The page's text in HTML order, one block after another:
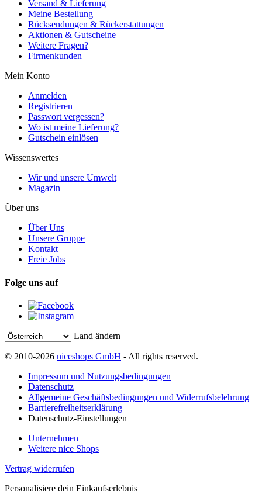
Versand & Lieferung
Meine Bestellung
Rücksendungen & Rückerstattungen
Aktionen & Gutscheine
Weitere Fragen?
Firmenkunden
Mein Konto
Anmelden
Registrieren
Passwort vergessen?
Wo ist meine Lieferung?
Gutschein einlösen
Wissenswertes
Wir und unsere Umwelt
Magazin
Über uns
Über Uns
Unsere Gruppe
Kontakt
Freie Jobs
Folge uns auf
Land ändern
© 2010-2026 niceshops GmbH - All rights reserved.
Impressum und Nutzungsbedingungen
Datenschutz
Allgemeine Geschäftsbedingungen und Widerrufsbelehrung
Barrierefreiheitserklärung
Datenschutz-Einstellungen
Unternehmen
Weitere nice Shops
Vertrag widerrufen
Personalisiere dein Einkaufserlebnis